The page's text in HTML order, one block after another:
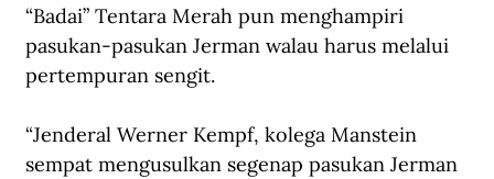
“Badai” Tentara Merah pun menghampiri
pasukan-pasukan Jerman walau harus melalui
pertempuran sengit.
“Jenderal Werner Kempf, kolega Manstein
sempat mengusulkan segenap pasukan Jerman